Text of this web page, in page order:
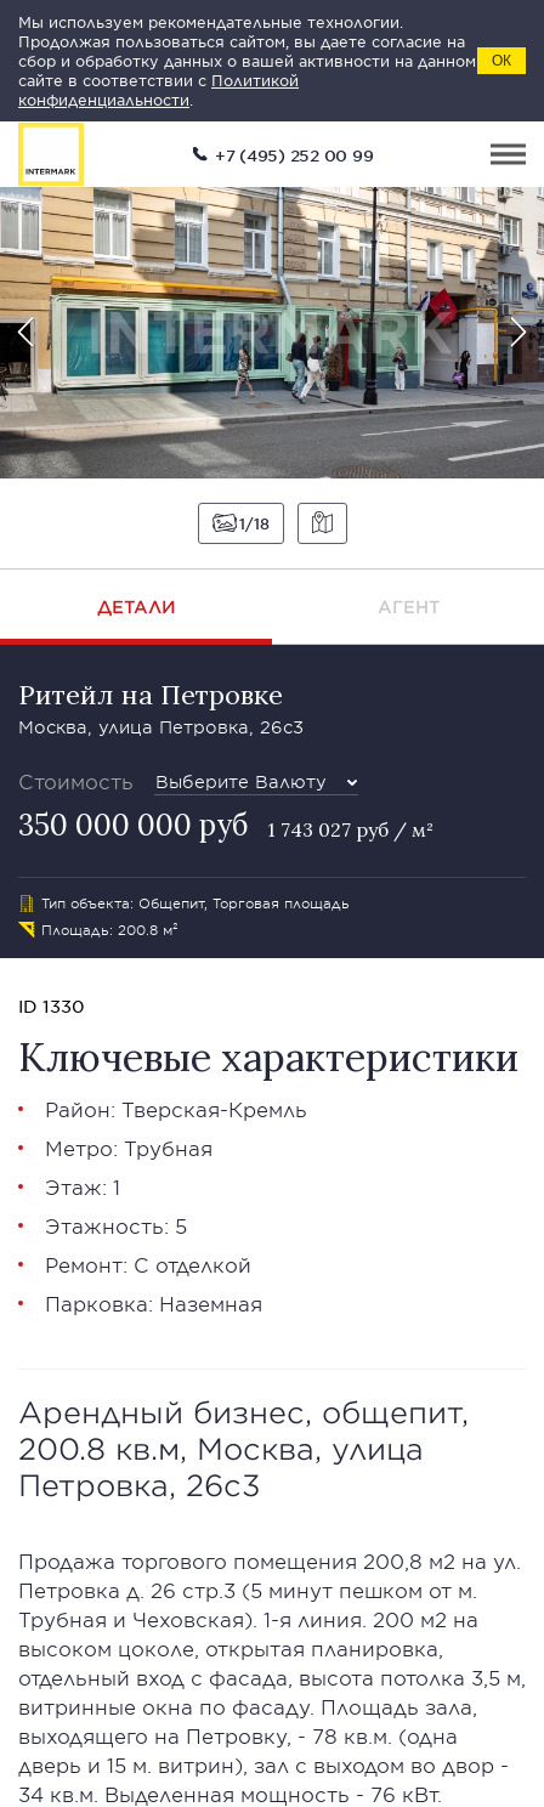
Мы используем рекомендательные технологии.
Продолжая пользоваться сайтом, вы даете согласие на
сбор и обработку данных о вашей активности на данном
сайте в соответствии с Политикой
конфиденциальности
ОК
+7 (495) 252 00 99
1 18
ДЕТАЛИ АГЕНТ
Ритейл на Петровке
Москва, улица Петровка, 26с3
Стоимость Выберите Валюту
350 000 000 руб 1 743 027 руб / м²
Тип объекта: Общепит, Торговая площадь
Площадь: 200.8 м²
ID 1330
Ключевые характеристики
Район: Тверская-Кремль
Метро: Трубная
Этаж: 1
Этажность: 5
Ремонт: С отделкой
Парковка: Наземная
Арендный бизнес, общепит,
200.8 кв.м, Москва, улица
Петровка, 26с3
Продажа торгового помещения 200,8 м2 на ул.
Петровка д. 26 стр.3 (5 минут пешком от м.
Трубная и Чеховская). 1-я линия. 200 м2 на
высоком цоколе, открытая планировка,
отдельный вход с фасада, высота потолка 3,5 м,
витринные окна по фасаду. Площадь зала,
выходящего на Петровку, - 78 кв.м. (одна
дверь и 15 м. витрин), зал с выходом во двор -
34 кв.м. Выделенная мощность - 76 кВт.